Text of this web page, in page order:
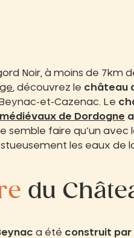
Noir, à moins de 7km
, découvrez le château
et-Cazenac. Le
de Dordogne
semble faire qu’un avec
les eaux de
du
a été construit par